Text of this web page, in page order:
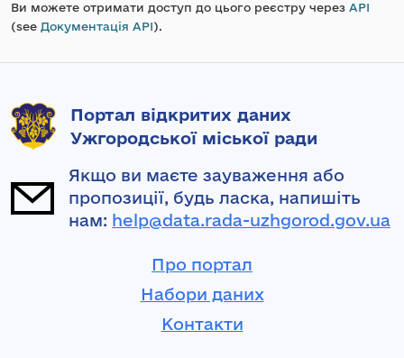
Ви можете отримати доступ до цього реєстру через API
(see Документація API).
Портал відкритих даних
Ужгородської міської ради
Якщо ви маєте зауваження або
пропозиції, будь ласка, напишіть
нам: help@data.rada-uzhgorod.gov.ua
Про портал
Набори даних
Контакти